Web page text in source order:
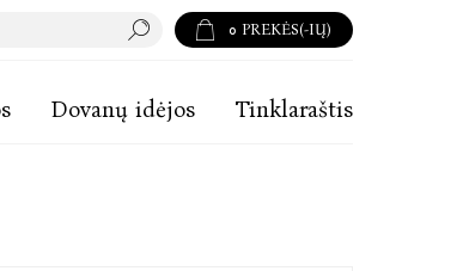
0 PREKĖS(-IŲ)
Dovanų idėjos Tinklaraštis